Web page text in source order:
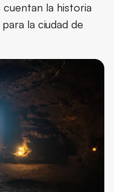
cuentan la historia
la ciudad de